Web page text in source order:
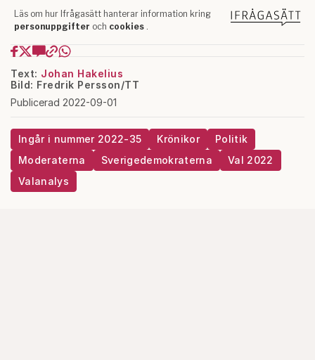
Text: Johan Hakelius
Bild: Fredrik Persson/TT
Publicerad 2022-09-01
Ingår i nummer 2022-35 Krönikor
Politik
Moderaterna
Sverigedemokraterna
Val 2022
Valanalys